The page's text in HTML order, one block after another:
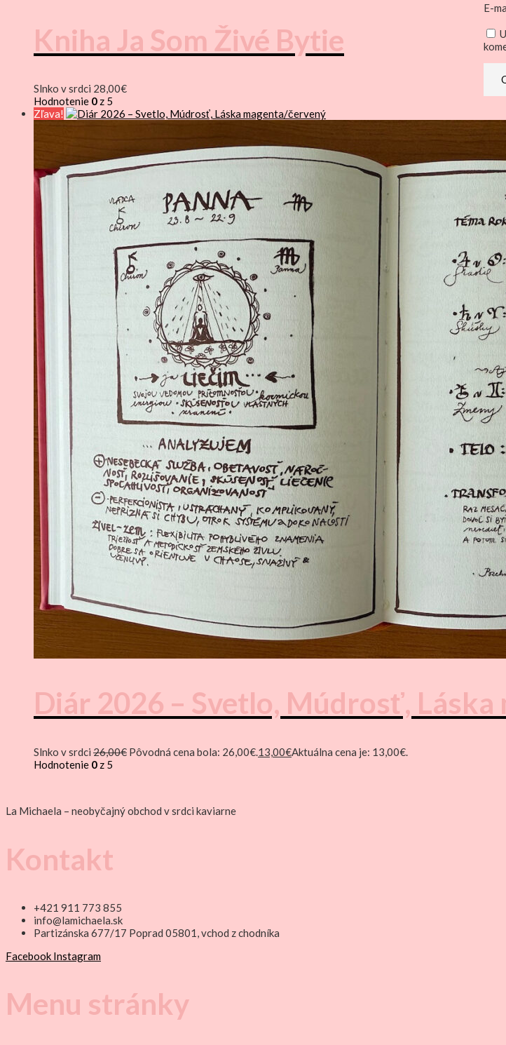
E-
Kniha Ja Som Živé Bytie
Slnko v srdci 28,00€
Hodnotenie 0 z 5
Zľava!
Diár 2026 – Svetlo, Múdrosť,
Slnko v srdci 26,00€ Pôvodná cena bola: 26,00€.13,00€Aktuálna cena je: 13,00€.
Hodnotenie 0 z 5
La Michaela – neobyčajný obchod v srdci kaviarne
Kontakt
+421 911 773 855
info@lamichaela.sk
Partizánska 677/17 Poprad 05801, vchod z chodníka
Facebook Instagram
Menu stránky